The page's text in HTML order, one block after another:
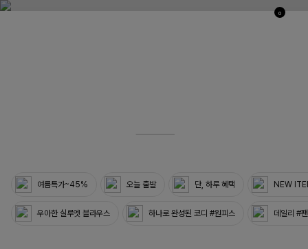
0
여름특가~45% 오늘 출발 단, 하루 혜택 NEW
우아한 실루엣 블라우스 하나로 완성된 코디 #원피스 데일리 #